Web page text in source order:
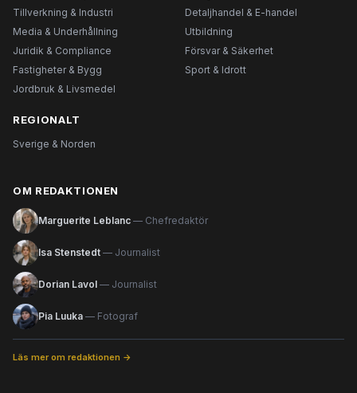
Tillverkning & Industri
Detaljhandel & E-handel
Media & Underhållning
Utbildning
Juridik & Compliance
Försvar & Säkerhet
Fastigheter & Bygg
Sport & Idrott
Jordbruk & Livsmedel
REGIONALT
Sverige & Norden
OM REDAKTIONEN
Marguerite Leblanc — Chefredaktör
Isa Stenstedt — Journalist
Dorian Lavol — Journalist
Pia Luuka — Fotograf
Läs mer om redaktionen →